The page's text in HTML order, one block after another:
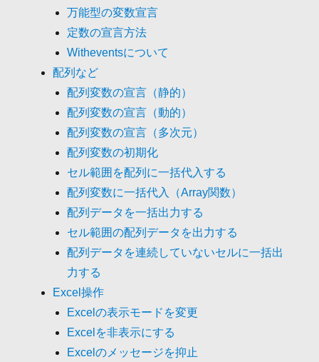
万能型の変数宣言
定数の宣言方法
Witheventsについて
配列など
配列変数の宣言（静的）
配列変数の宣言（動的）
配列変数の宣言（多次元）
配列変数の初期化
セル範囲を配列に一括代入する
配列変数に一括代入（Array関数）
配列データを一括出力する
セル範囲の配列データを出力する
配列データを連続していないセルに一括出
力する
Excel操作
Excelの表示モードを変更
Excelを非表示にする
Excelのメッセージを抑止